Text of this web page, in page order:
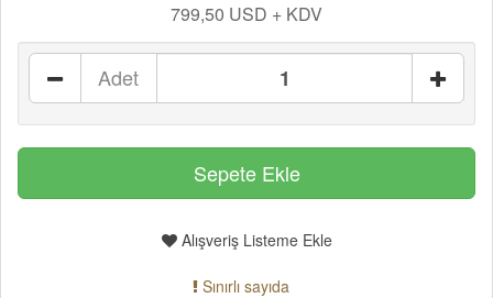
799,50 USD + KDV
Adet
Alışveriş Listeme Ekle
Sınırlı sayıda